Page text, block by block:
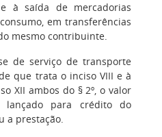
à saída de mercadorias
em transferências
mesmo contribuinte.
de serviço de transporte
que trata o inciso VIII e à
XII ambos do § 2º, o valor
lançado para crédito do
a prestação.